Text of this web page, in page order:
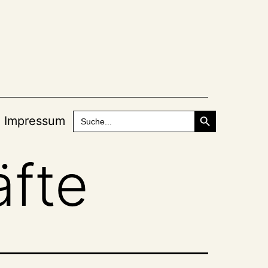
Impressum
Search
for:
Search Button